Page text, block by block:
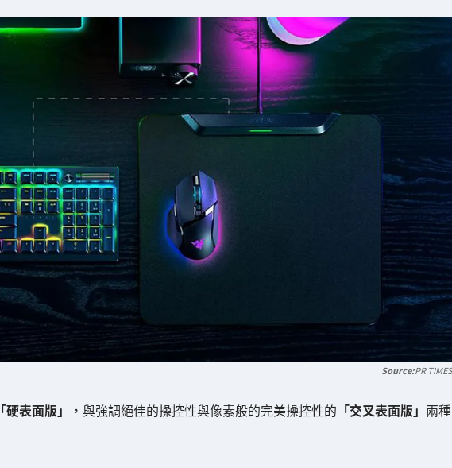
PR TIMES
「硬表面版」 ，與強調絕佳的操控性與像素般的完美操控性的 「交叉表面版」 兩種